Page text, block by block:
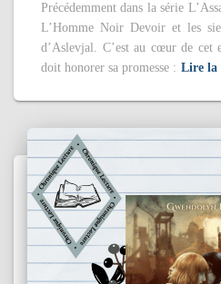
Précédemment dans la série
L’Homme Noir Devoir et les
d’Aslevjal. C’est au cœur de cet
doit honorer sa promesse : Lire la